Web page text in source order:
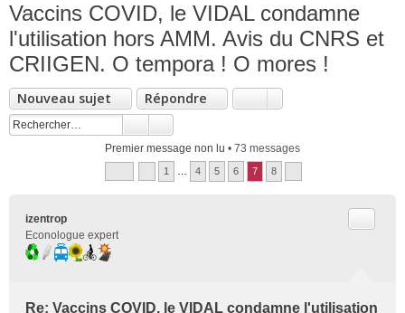
Vaccins COVID, le VIDAL condamne
l'utilisation hors AMM. Avis du CNRS et
CRIIGEN. O tempora ! O mores !
Nouveau sujet Répondre
Premier message non lu • 73 messages
1 4 5 6 7 8
izentrop
Econologue expert
Re: Vaccins COVID, le VIDAL condamne l'utilisation